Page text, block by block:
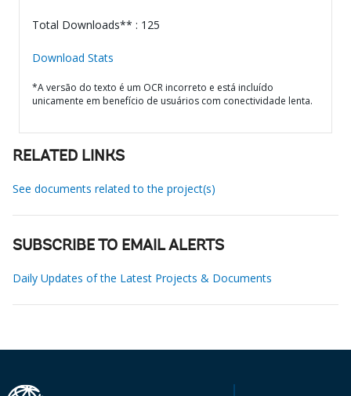
Total Downloads** : 125
Download Stats
*A versão do texto é um OCR incorreto e está incluído
unicamente em benefício de usuários com conectividade lenta.
RELATED LINKS
See documents related to the project(s)
SUBSCRIBE TO EMAIL ALERTS
Daily Updates of the Latest Projects & Documents